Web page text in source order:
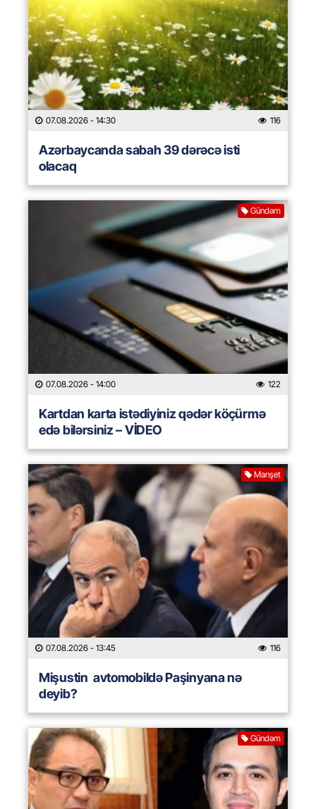
07.08.2026 - 14:30 116
Azərbaycanda sabah 39 dərəcə isti
olacaq
Gündəm
07.08.2026 - 14:00 122
Kartdan karta istədiyiniz qədər köçürmə
edə bilərsiniz – VİDEO
Manşet
07.08.2026 - 13:45 116
Mişustin avtomobildə Paşinyana nə
deyib?
Gündəm